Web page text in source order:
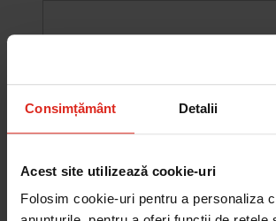
Consimțământ Detalii
Acest site utilizează cookie-uri
Folosim cookie-uri pentru a personaliza